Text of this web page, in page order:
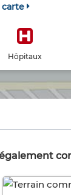
carte
Hôpitaux